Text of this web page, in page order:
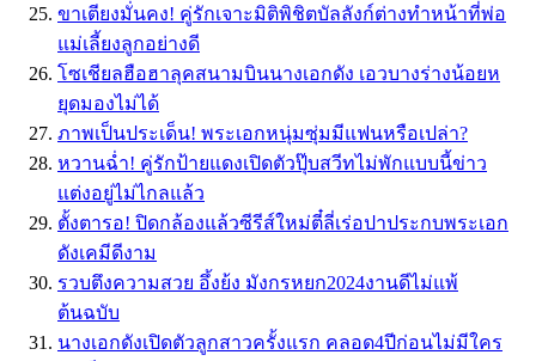
ขาเตียงมั่นคง! คู่รักเจาะมิติพิชิตบัลลังก์​ต่างทำหน้าที่พ่อ
แม่เลี้ยงลูกอย่างดี
โซเชียลฮือฮาลุคสนามบินนางเอกดัง เอวบางร่างน้อยห
ยุดมองไม่ได้
ภาพเป็นประเด็น! พระเอกหนุ่มซุ่มมีแฟนหรือเปล่า?
หวานฉ่ำ! คู่รักป้ายแดงเปิดตัวปุ๊บสวีทไม่พักแบบนี้ข่าว
แต่งอยู่ไม่ไกลแล้ว
ตั้งตารอ! ปิดกล้องแล้วซีรีส์ใหม่ตี๋ลี่เร่อปาประกบพระเอก
ดังเคมีดีงาม
รวบตึงความสวย อึ้งย้ง มังกรหยก2024งานดีไม่แพ้
ต้นฉบับ
นางเอกดังเปิดตัวลูกสาวครั้งแรก คลอด4ปีก่อนไม่มีใคร